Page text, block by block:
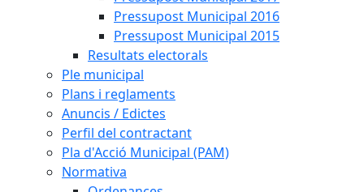
Pressupost Municipal 2016
Pressupost Municipal 2015
Resultats electorals
Ple municipal
Plans i reglaments
Anuncis / Edictes
Perfil del contractant
Pla d'Acció Municipal (PAM)
Normativa